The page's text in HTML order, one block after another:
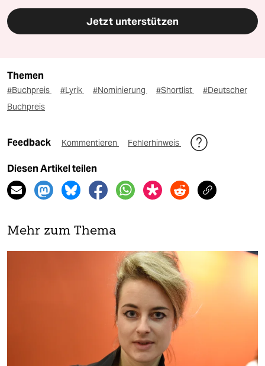
Jetzt unterstützen
Themen
#Buchpreis #Lyrik #Nominierung #Shortlist
#Deutscher
Buchpreis
Feedback Kommentieren Fehlerhinweis
Diesen Artikel teilen
Mehr zum Thema